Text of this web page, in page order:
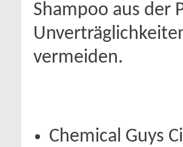
Shampoo aus der
vermeiden.
Chemical Guys